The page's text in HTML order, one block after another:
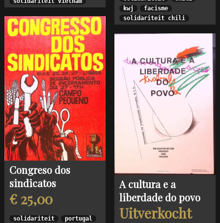
kwj
facisme
solidariteit chili
Congreso dos
sindicatos
€ 25,00
solidariteit
portugal
A cultura e a
liberdade do povo
Uitverkocht